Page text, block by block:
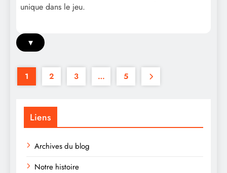
unique dans le jeu.
▾
1 2 3 … 5
Liens
Archives du blog
Notre histoire